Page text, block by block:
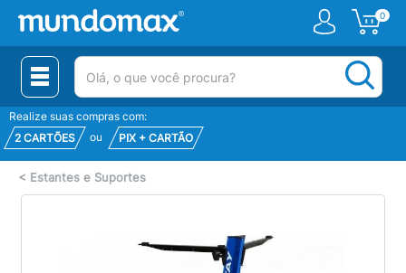
0
(pesquisar)
Realize suas compras com:
2 CARTÕES
ou PIX + CARTÃO
< Estantes e Suportes